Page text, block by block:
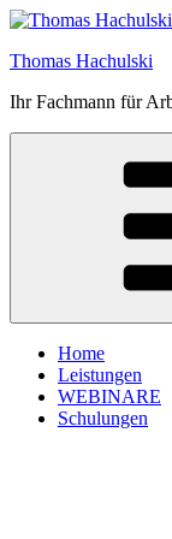
Zum
springen
Thomas Hachulski
Ihr Fachmann für
Home
Leistungen
WEBINARE
Schulungen